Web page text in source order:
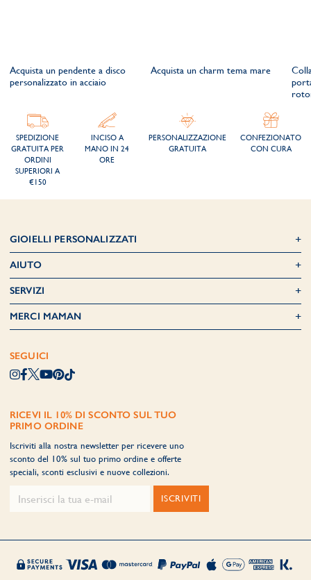
Acquista un pendente a disco
personalizzato in acciaio
Acquista un charm tema mare
SPEDIZIONE
GRATUITA PER
ORDINI
SUPERIORI A
€150
INCISO A
MANO IN 24
ORE
PERSONALIZZAZIONE
GRATUITA
CONFEZIONATO
CON CURA
GIOIELLI PERSONALIZZATI
AIUTO
SERVIZI
MERCI MAMAN
SEGUICI
RICEVI IL 10% DI SCONTO SUL TUO
PRIMO ORDINE
Iscriviti alla nostra newsletter per ricevere uno
sconto del 10% sul tuo primo ordine e offerte
speciali, sconti esclusivi e nuove collezioni.
ISCRIVITI